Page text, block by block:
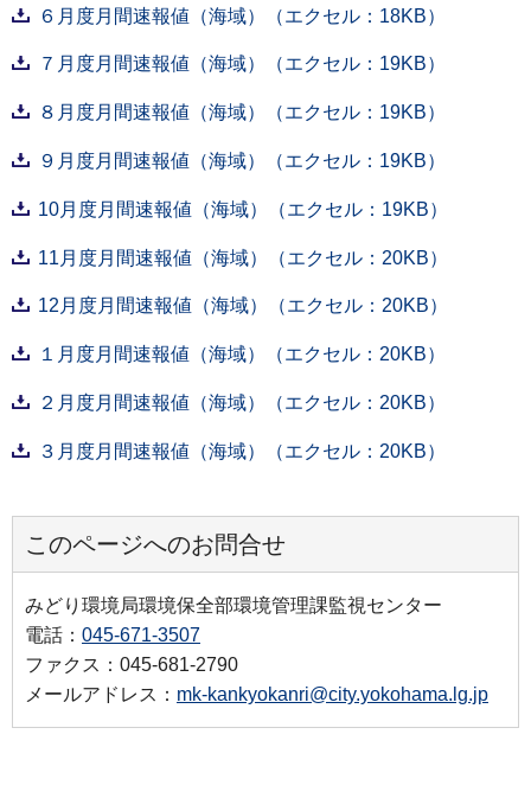
６月度月間速報値（海域）（エクセル：18KB）
７月度月間速報値（海域）（エクセル：19KB）
８月度月間速報値（海域）（エクセル：19KB）
９月度月間速報値（海域）（エクセル：19KB）
10月度月間速報値（海域）（エクセル：19KB）
11月度月間速報値（海域）（エクセル：20KB）
12月度月間速報値（海域）（エクセル：20KB）
１月度月間速報値（海域）（エクセル：20KB）
２月度月間速報値（海域）（エクセル：20KB）
３月度月間速報値（海域）（エクセル：20KB）
このページへのお問合せ
みどり環境局環境保全部環境管理課監視センター
電話： 045-671-3507
ファクス：045-681-2790
メールアドレス： mk-kankyokanri@city.yokohama.lg.jp